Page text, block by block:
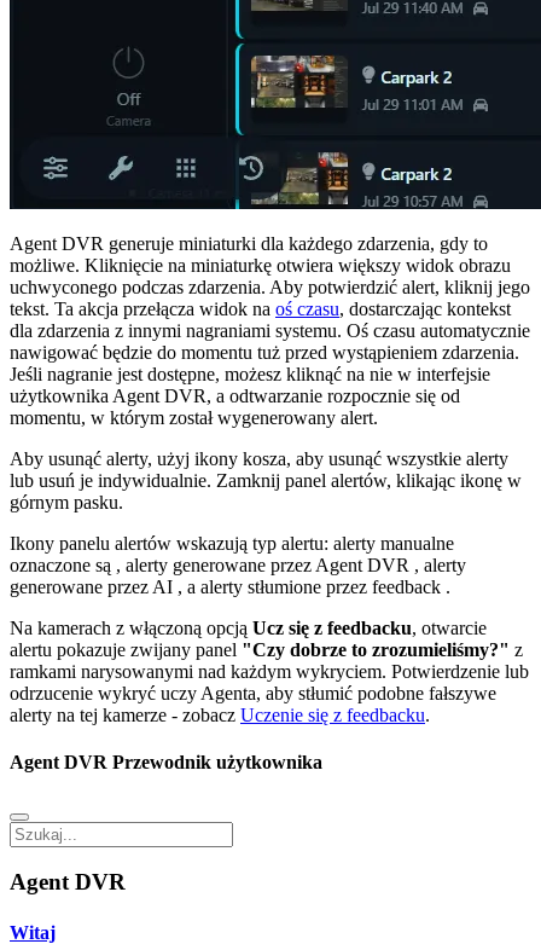
Agent DVR generuje miniaturki dla każdego zdarzenia, gdy to
możliwe. Kliknięcie na miniaturkę otwiera większy widok obrazu
uchwyconego podczas zdarzenia. Aby potwierdzić alert, kliknij jego
tekst. Ta akcja przełącza widok na oś czasu, dostarczając kontekst
dla zdarzenia z innymi nagraniami systemu. Oś czasu automatycznie
nawigować będzie do momentu tuż przed wystąpieniem zdarzenia.
Jeśli nagranie jest dostępne, możesz kliknąć na nie w interfejsie
użytkownika Agent DVR, a odtwarzanie rozpocznie się od
momentu, w którym został wygenerowany alert.
Aby usunąć alerty, użyj ikony kosza, aby usunąć wszystkie alerty
lub usuń je indywidualnie. Zamknij panel alertów, klikając ikonę w
górnym pasku.
Ikony panelu alertów wskazują typ alertu: alerty manualne
oznaczone są , alerty generowane przez Agent DVR , alerty
generowane przez AI , a alerty stłumione przez feedback .
Na kamerach z włączoną opcją Ucz się z feedbacku, otwarcie
alertu pokazuje zwijany panel "Czy dobrze to zrozumieliśmy?" z
ramkami narysowanymi nad każdym wykryciem. Potwierdzenie lub
odrzucenie wykryć uczy Agenta, aby stłumić podobne fałszywe
alerty na tej kamerze - zobacz Uczenie się z feedbacku.
Agent DVR Przewodnik użytkownika
Agent DVR
Witaj